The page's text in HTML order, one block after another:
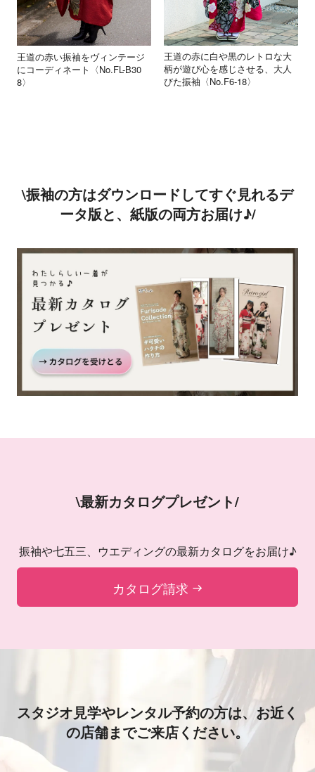
王道の赤い振袖をヴィンテージ
にコーディネート〈No.FL-B30
8〉
王道の赤に白や黒のレトロな大
柄が遊び心を感じさせる、大人
びた振袖〈No.F6-18〉
\振袖の方はダウンロードしてすぐ見れるデ
ータ版と、紙版の両方お届け♪/
\最新カタログプレゼント/
振袖や七五三、ウエディングの最新カタログをお届け♪
カタログ請求
スタジオ見学やレンタル予約の方は、 お近く
の店舗までご来店ください。